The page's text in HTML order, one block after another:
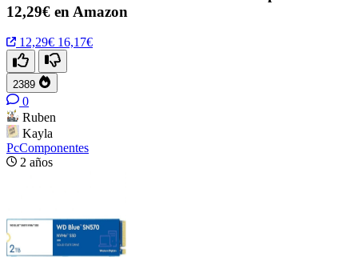
12,29€ en Amazon
12,29€ 16,17€
2389
0
Ruben
Kayla
PcComponentes
2 años